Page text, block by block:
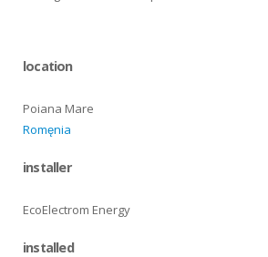
location
Poiana Mare
Romęnia
installer
EcoElectrom Energy
installed